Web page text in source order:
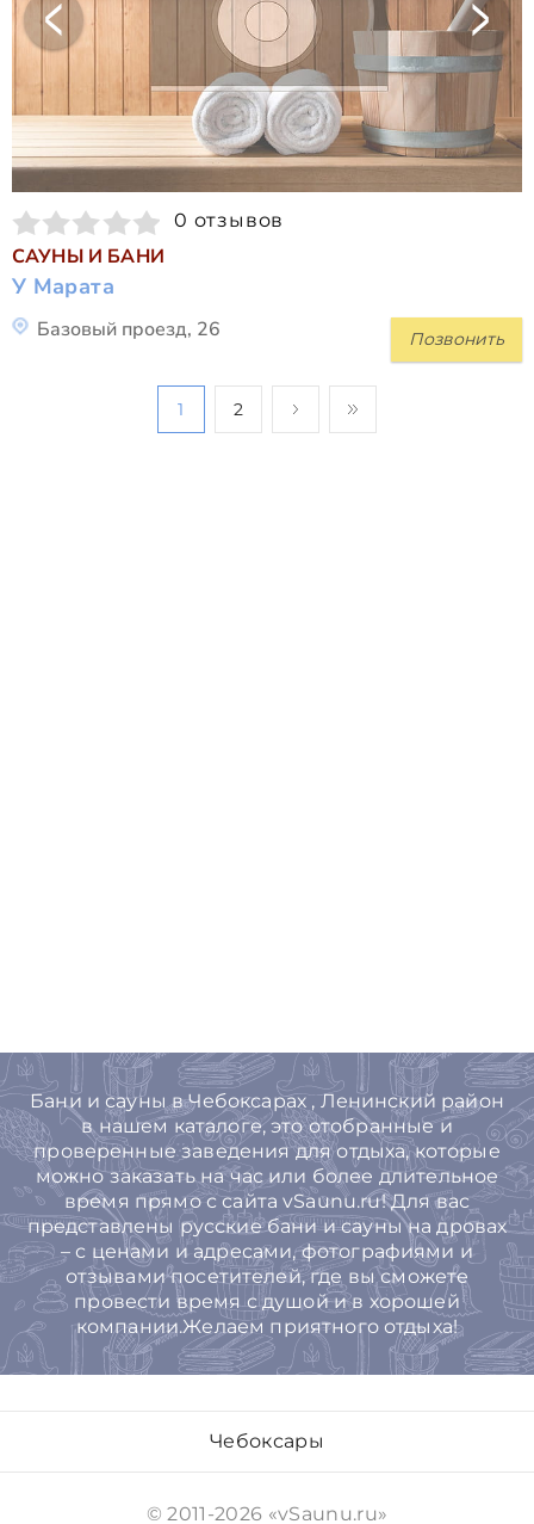
0 отзывов
САУНЫ И БАНИ
У Марата
Позвонить
Базовый проезд, 26
1 2
Бани и сауны в Чебоксарах , Ленинский район
в нашем каталоге, это отобранные и
проверенные заведения для отдыха, которые
можно заказать на час или более длительное
время прямо с сайта vSaunu.ru! Для вас
представлены русские бани и сауны на дровах
– с ценами и адресами, фотографиями и
отзывами посетителей, где вы сможете
провести время с душой и в хорошей
компании.Желаем приятного отдыха!
Чебоксары
© 2011-2026 «vSaunu.ru»